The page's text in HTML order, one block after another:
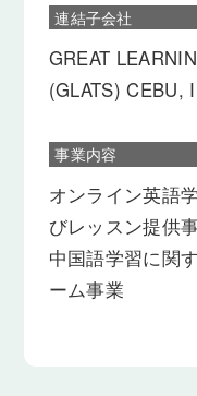
連結子会社
GREAT
(GLATS) CEBU,
事業内容
オンライン英語
びレッスン提供
中国語学習に関
ーム事業